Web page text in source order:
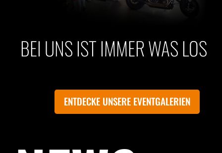
BEI UNS IST IMMER WAS LOS
ENTDECKE UNSERE EVENTGALERIEN